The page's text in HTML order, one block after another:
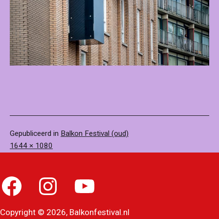
Gepubliceerd in Balkon Festival (oud)
Volledige
1644 × 1080
Copyright © 2026, Balkonfestival.nl
Facebook Instagram